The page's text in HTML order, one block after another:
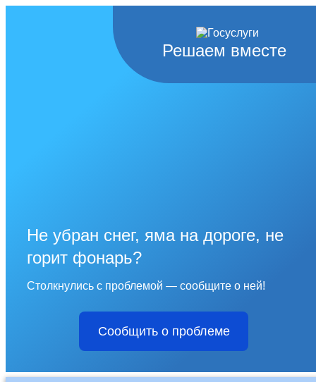
Решаем вместе
Не убран снег, яма на дороге, не
горит фонарь?
Столкнулись с проблемой — сообщите о ней!
Сообщить о проблеме